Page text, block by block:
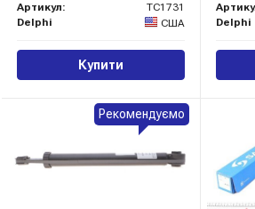
Артикул:
TC1731
Delphi
США
Купити
Delphi
Рекомендуємо